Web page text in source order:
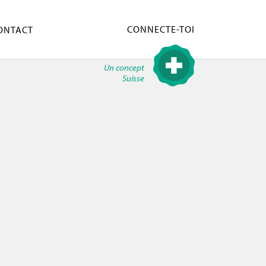
CONNECTE-TOI
Un concept
Suisse